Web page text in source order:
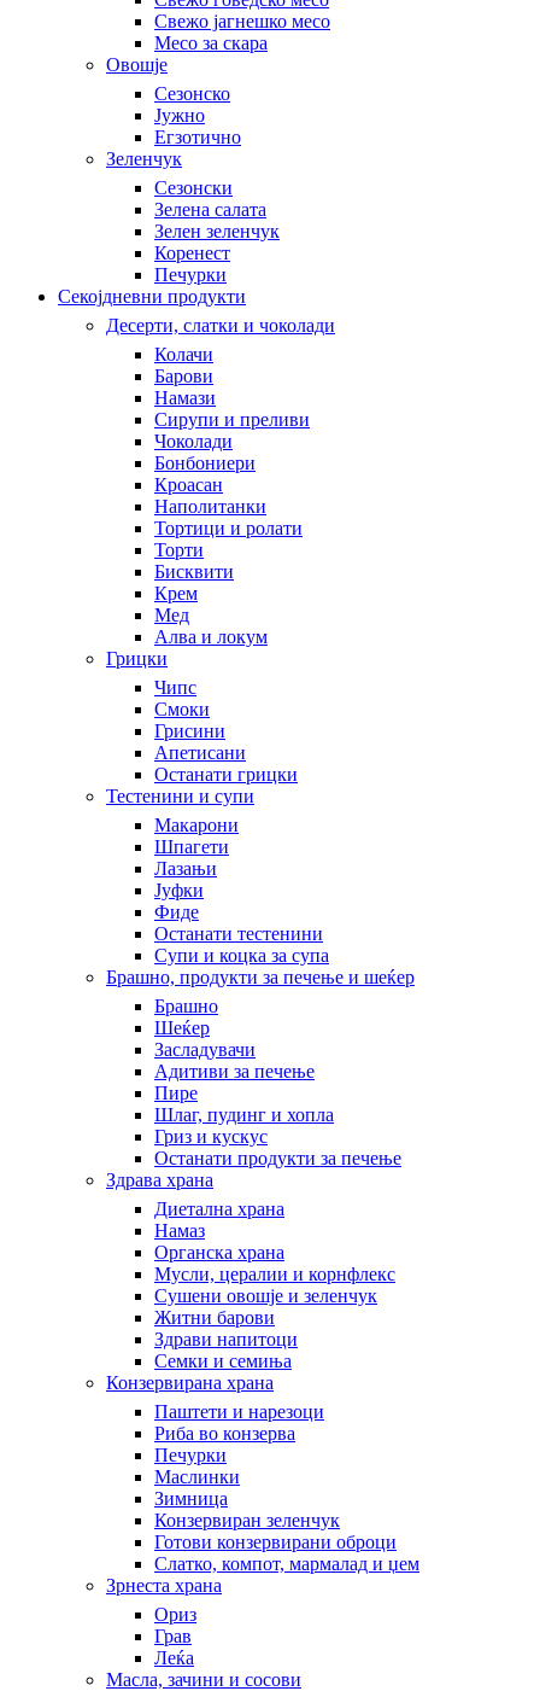
Свежо јагнешко месо
Месо за скара
Овошје
Сезонско
Јужно
Егзотично
Зеленчук
Сезонски
Зелена салата
Зелен зеленчук
Коренест
Печурки
Секојдневни продукти
Десерти, слатки и чоколади
Колачи
Барови
Намази
Сирупи и преливи
Чоколади
Бонбониери
Кроасан
Наполитанки
Тортици и ролати
Торти
Бисквити
Крем
Мед
Алва и локум
Грицки
Чипс
Смоки
Грисини
Апетисани
Останати грицки
Тестенини и супи
Макарони
Шпагети
Лазањи
Јуфки
Фиде
Останати тестенини
Супи и коцка за супа
Брашно, продукти за печење и шеќер
Брашно
Шеќер
Засладувачи
Адитиви за печење
Пире
Шлаг, пудинг и хопла
Гриз и кускус
Останати продукти за печење
Здрава храна
Диетална храна
Намаз
Органска храна
Мусли, цералии и корнфлекс
Сушени овошје и зеленчук
Житни барови
Здрави напитоци
Семки и семиња
Конзервирана храна
Паштети и нарезоци
Риба во конзерва
Печурки
Маслинки
Зимница
Конзервиран зеленчук
Готови конзервирани оброци
Слатко, компот, мармалад и џем
Зрнеста храна
Ориз
Грав
Леќа
Масла, зачини и сосови